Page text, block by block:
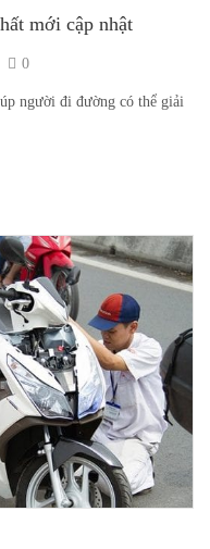
mới cập nhật
0
người đi đường có thể giải